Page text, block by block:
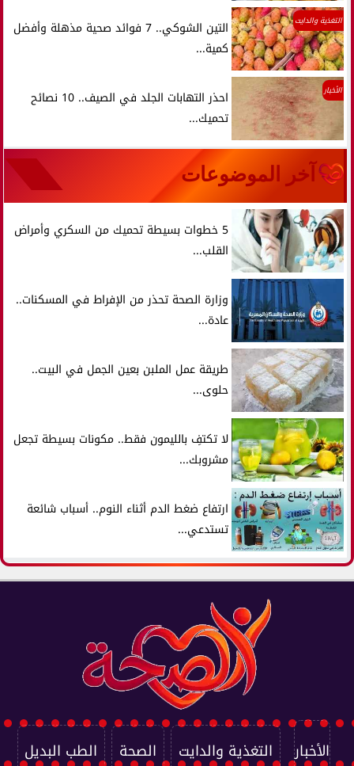
التغذية والدايت
التين الشوكي.. 7 فوائد صحية مذهلة وأفضل
كمية...
الأخبار
احذر التهابات الجلد في الصيف.. 10 نصائح
تحميك...
آخر الموضوعات
5 خطوات بسيطة تحميك من السكري وأمراض
القلب...
وزارة الصحة تحذر من الإفراط في المسكنات..
عادة...
طريقة عمل الملبن بعين الجمل في البيت..
حلوى...
لا تكتفِ بالليمون فقط.. مكونات بسيطة تجعل
مشروبك...
ارتفاع ضغط الدم أثناء النوم.. أسباب شائعة
تستدعي...
الأخبار التغذية والدايت الصحة الطب البديل